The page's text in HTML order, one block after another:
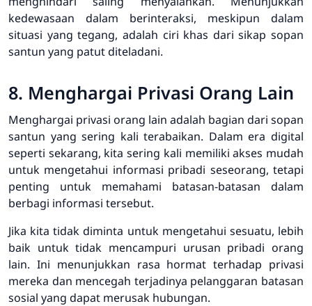
kedewasaan dalam berinteraksi, meskipun dalam
situasi yang tegang, adalah ciri khas dari sikap sopan
santun yang patut diteladani.
8. Menghargai Privasi Orang Lain
Menghargai privasi orang lain adalah bagian dari sopan
santun yang sering kali terabaikan. Dalam era digital
seperti sekarang, kita sering kali memiliki akses mudah
untuk mengetahui informasi pribadi seseorang, tetapi
penting untuk memahami batasan-batasan dalam
berbagi informasi tersebut.
Jika kita tidak diminta untuk mengetahui sesuatu, lebih
baik untuk tidak mencampuri urusan pribadi orang
lain. Ini menunjukkan rasa hormat terhadap privasi
mereka dan mencegah terjadinya pelanggaran batasan
sosial yang dapat merusak hubungan.